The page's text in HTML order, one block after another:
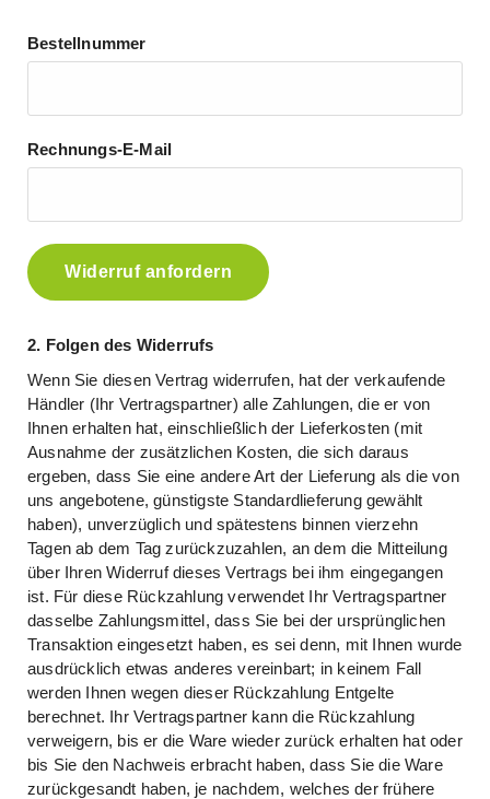
Bestellnummer
Rechnungs‑E‑Mail
Widerruf anfordern
2. Folgen des Widerrufs
Wenn Sie diesen Vertrag widerrufen, hat der verkaufende
Händler (Ihr Vertragspartner) alle Zahlungen, die er von
Ihnen erhalten hat, einschließlich der Lieferkosten (mit
Ausnahme der zusätzlichen Kosten, die sich daraus
ergeben, dass Sie eine andere Art der Lieferung als die von
uns angebotene, günstigste Standardlieferung gewählt
haben), unverzüglich und spätestens binnen vierzehn
Tagen ab dem Tag zurückzuzahlen, an dem die Mitteilung
über Ihren Widerruf dieses Vertrags bei ihm eingegangen
ist. Für diese Rückzahlung verwendet Ihr Vertragspartner
dasselbe Zahlungsmittel, dass Sie bei der ursprünglichen
Transaktion eingesetzt haben, es sei denn, mit Ihnen wurde
ausdrücklich etwas anderes vereinbart; in keinem Fall
werden Ihnen wegen dieser Rückzahlung Entgelte
berechnet. Ihr Vertragspartner kann die Rückzahlung
verweigern, bis er die Ware wieder zurück erhalten hat oder
bis Sie den Nachweis erbracht haben, dass Sie die Ware
zurückgesandt haben, je nachdem, welches der frühere